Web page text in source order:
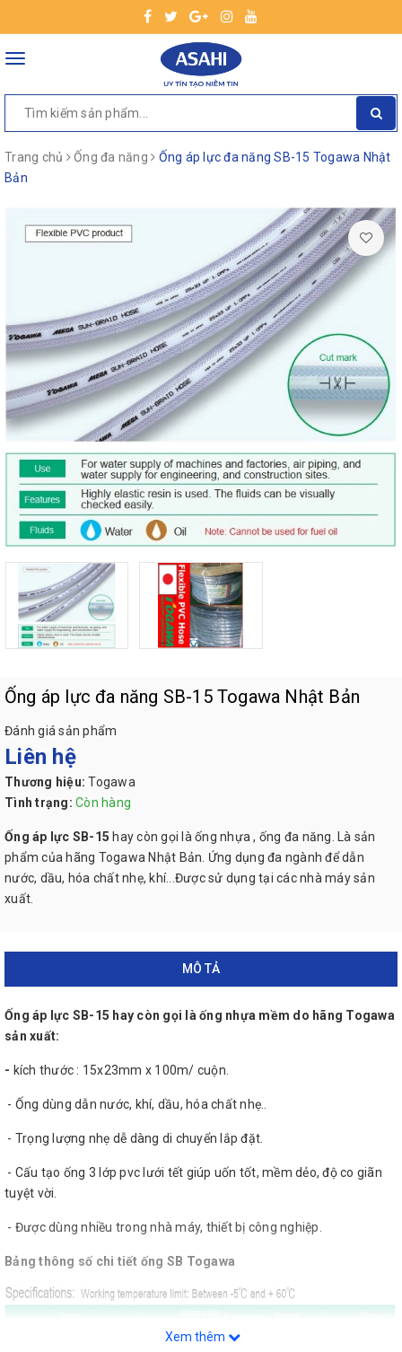
Toggle
Trang chủ Ống đa năng
Ống áp lực đa năng SB-15 Togawa Nhật
Bản
Ống áp lực đa năng SB-15 Togawa Nhật Bản
Đánh giá sản phẩm
Liên hệ
Thương hiệu: Togawa
Tình trạng: Còn hàng
Ống áp lực SB-15 hay còn gọi là ống nhựa , ống đa năng. Là sản
phẩm của hãng Togawa Nhật Bản. Ứng dụng đa ngành để dẫn
nước, dầu, hóa chất nhẹ, khí...Được sử dụng tại các nhà máy sản
xuất.
MÔ TẢ
Ống áp lực SB-15 hay còn gọi là ống nhựa mềm do hãng Togawa
sản xuất:
- kích thước : 15x23mm x 100m/ cuộn.
- Ống dùng dẫn nước, khí, dầu, hóa chất nhẹ..
- Trọng lượng nhẹ dễ dàng di chuyển lắp đặt.
- Cấu tạo ống 3 lớp pvc lưới tết giúp uốn tốt, mềm dẻo, độ co giãn
tuyệt vời.
- Được dùng nhiều trong nhà máy, thiết bị công nghiệp.
Bảng thông số chi tiết ống SB Togawa
Xem thêm